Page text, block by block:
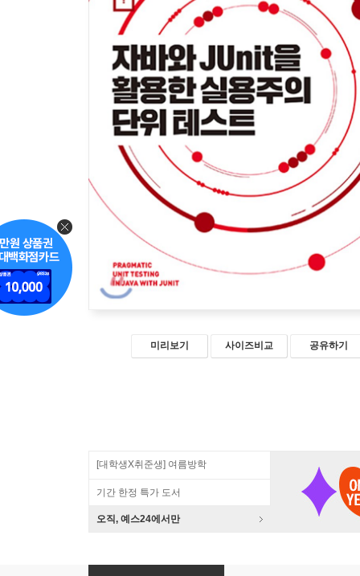
미리보기 사이즈비교 공유하기
[대학생X취준생] 여름방학
기간 한정 특가 도서
오직, 예스24에서만